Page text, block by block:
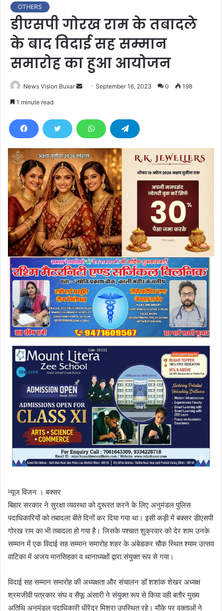
OTHERS
डीएसपी गोरख राम के तबादले
के बाद विदाई सह सम्मान
समारोह का हुआ आयोजन
News Vision Buxar
d
e
m
a
i
l
September 16, 2023 0 198
1 minute read
न्यूज विजन । बक्सर
बिहार सरकार ने सुरक्षा व्यवस्था को दुरूस्त करने के लिए अनुमंडल पुलिस
पदाधिकारियों को तबादला बीते दिनों कर दिया गया था। इसी कड़ी में बक्सर डीएसपी
गोरख राम का भी तबादला हो गया है। जिसके पश्चात शुक्रवार को देर शाम उनके
सम्मान में एक विदाई सह सम्मान समारोह शहर के अंबेडकर चौक स्थित श्याम उत्सव
वाटिका में अजय मानसिहका व थानाध्यक्षों द्वारा संयुक्त रूप से गया।
विदाई सह सम्मान समारोह की अध्यक्षता और संचालन डॉ शशांक शेखर अध्यक्ष
श्रमजीवी पत्रकार संघ व सैफू अंसारी ने संयुक्त रूप से किया वही बतौर मुख्य
अतिथि अनुमंडल पदाधिकारी धीरेंद्र मिश्रा उपस्थित रहे। मौके पर वक्ताओं ने